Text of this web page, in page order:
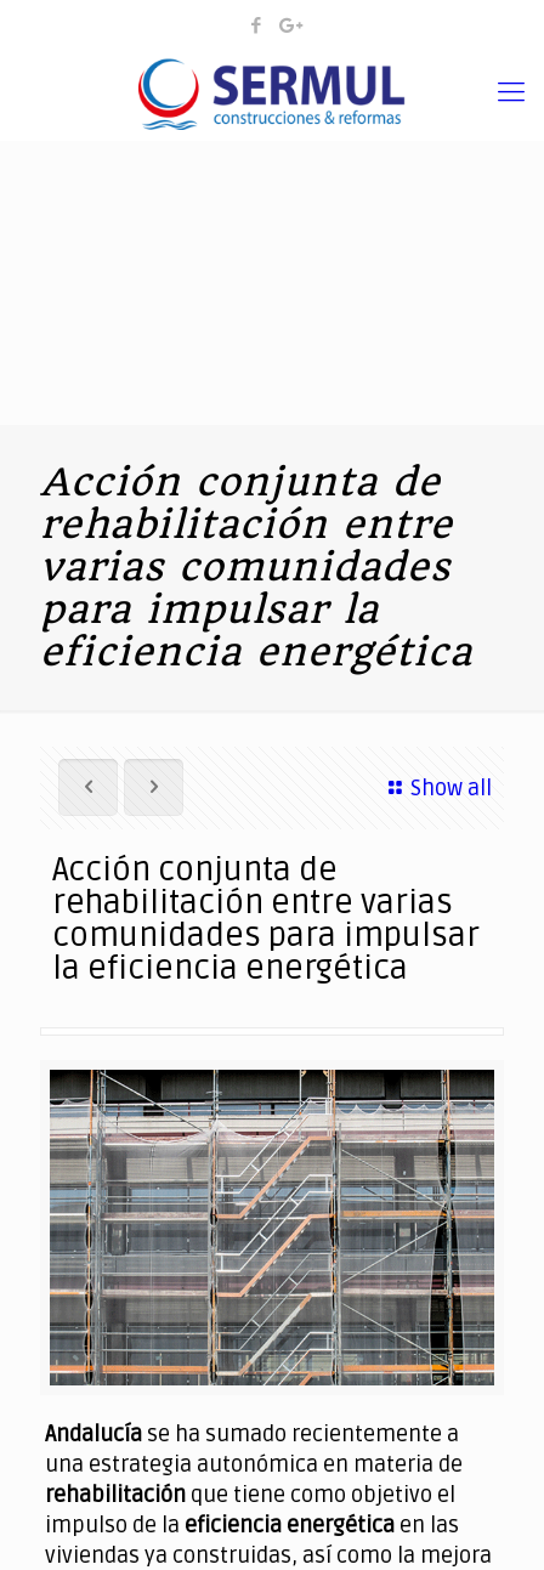
Acción conjunta de
rehabilitación entre
varias comunidades
para impulsar la
eficiencia energética
Show all
Acción conjunta de
rehabilitación entre varias
comunidades para impulsar
la eficiencia energética
Andalucía se ha sumado recientemente a
una estrategia autonómica en materia de
rehabilitación que tiene como objetivo el
impulso de la eficiencia energéticaen las
viviendas ya construidas, así como la mejora